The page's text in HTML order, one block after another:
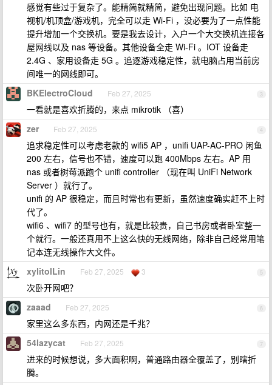
感觉有些过于复杂了。能精简就精简，避免出现问题。比如 电
视机/机顶盒/游戏机，完全可以走 Wi-Fi ，没必要为了一点性能
提升增加一个交换机。要是我去设计，入户一个大交换机连接各
屋网线以及 nas 等设备。其他设备全走 Wi-Fi 。IOT 设备走
2.4G 、家用设备走 5G 。追逐游戏稳定性，就电脑占用当前房
间唯一的网线即可。
3
BKElectroCloud Feb 27, 2025
一看就是喜欢折腾的，来点 mikrotik （喜）
4
zer Feb 27, 2025
追求稳定性可以考虑老款的 wifi5 AP ，unifi UAP-AC-PRO 闲鱼
200 左右，信号也不错，速度可以跑 400Mbps 左右。AP 用
nas 或者树莓派跑个 unifi controller （现在叫 UniFi Network
Server ）就行了。
unifi 的 AP 很稳定，而且时常也有更新，虽然速度确实赶不上时
代了。
wifi6 、wifi7 的型号也有，就是比较贵，自己书房或者卧室整一
个就行。一般还真用不上这么快的无线网络，除非自己经常用笔
记本连无线操作大文件。
5
xylitolLin Feb 27, 2025 3
次卧开网吧？
6
zaaad Feb 27, 2025
家里这么多东西，内网还是千兆？
7
54lazycat Feb 27, 2025
进来的时候想说，多大面积啊，普通路由器全覆盖了，别瞎折
腾。